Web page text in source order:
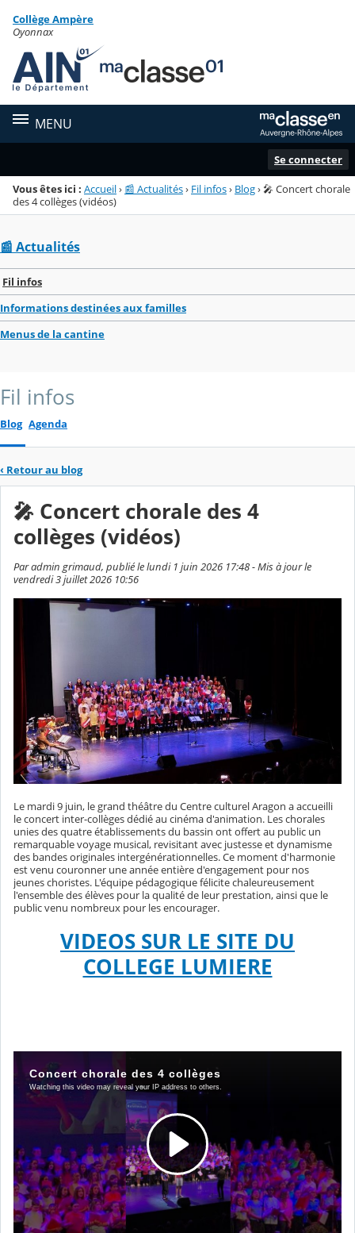
Menu de la rubrique
Contenu
Collège Ampère
Oyonnax
MENU
Se connecter
Vous êtes ici : Accueil› 📰 Actualités› Fil infos› Blog›🎤 Concert chorale
des 4 collèges (vidéos)
📰 Actualités
Fil infos
Informations destinées aux familles
Menus de la cantine
Fil infos
Blog Agenda
‹ Retour au blog
🎤 Concert chorale des 4
collèges (vidéos)
Par admin grimaud, publié le lundi 1 juin 2026 17:48 - Mis à jour le
vendredi 3 juillet 2026 10:56
Le mardi 9 juin, le grand théâtre du Centre culturel Aragon a accueilli
le concert inter-collèges dédié au cinéma d'animation. Les chorales
unies des quatre établissements du bassin ont offert au public un
remarquable voyage musical, revisitant avec justesse et dynamisme
des bandes originales intergénérationnelles. Ce moment d'harmonie
est venu couronner une année entière d'engagement pour nos
jeunes choristes. L'équipe pédagogique félicite chaleureusement
l'ensemble des élèves pour la qualité de leur prestation, ainsi que le
public venu nombreux pour les encourager.
VIDEOS SUR LE SITE DU
COLLEGE LUMIERE